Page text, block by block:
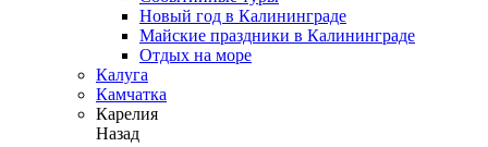
Новый год в Калининграде
Майские праздники в Калининграде
Отдых на море
Калуга
Камчатка
Карелия
Назад